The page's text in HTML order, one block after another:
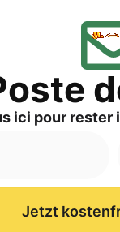
ici pour res­ter
Jetzt